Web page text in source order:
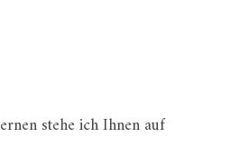
stehe ich Ihnen auf